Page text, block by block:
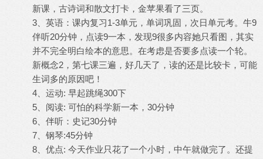
新课，古诗词和散文打卡，金苹果看了三页。
3、英语：课内复习1-3单元，单词巩固，次日单元考。牛9
伴听20分钟，点读9一本，发现9很多内容她只看图，其实
并不完全明白绘本的意思。在考虑是否要多点读一个轮。
新概念2，第七课三遍，好几天了，读的还是比较卡，可能
生词多的原因吧！
4、运动: 早起跳绳300下
5、阅读: 可怕的科学新一本，30分钟
6、伴听：史记30分钟
7、钢琴:45分钟
8、优点: 今天作业只花了一个小时，中午就做完了。还提